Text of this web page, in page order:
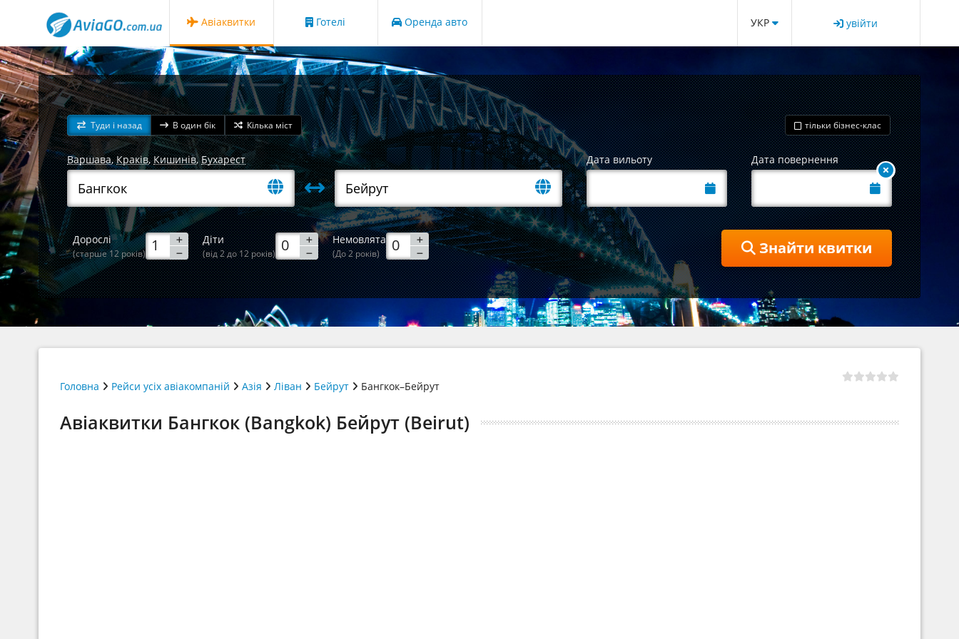
Авіаквитки Готелі Оренда авто УКР увійти
Туди і назад В один бік Кілька міст тільки бізнес-клас
Варшава,Краків,Кишинів,Бухарест Дата вильоту Дата повернення
Дорослі
(старше 12 років)
Діти
(від 2 до 12 років)
Немовлята
(До 2 років) Знайти квитки
Головна Рейси усіх авіакомпаній Азія Ліван Бейрут Бангкок–Бейрут
Авіаквитки Бангкок (Bangkok) Бейрут (Beirut)